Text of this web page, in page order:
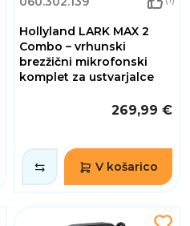
Hollyland LARK MAX 2
Combo – vrhunski
brezžični mikrofonski
komplet za ustvarjalce
269,99 €
V košarico